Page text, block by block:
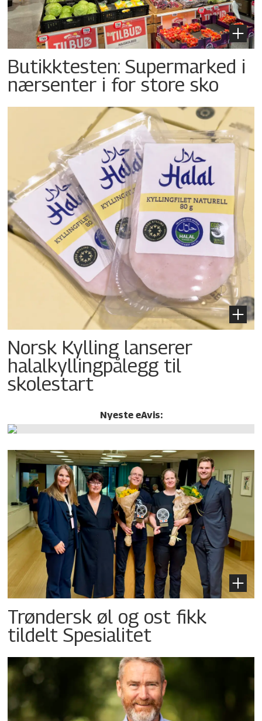
Butikktesten: Supermarked i
nærsenter i for store sko
Norsk Kylling lanserer
halalkylling­pålegg til
skolestart
Nyeste eAvis:
Trøndersk øl og ost fikk
tildelt Spesialitet